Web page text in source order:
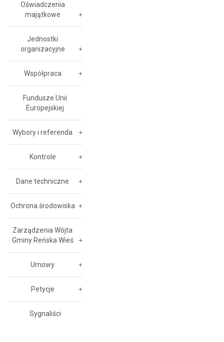
Oświadczenia
majątkowe
Jednostki
organizacyjne
Współpraca
Fundusze Unii
Europejskiej
Wybory i referenda
Kontrole
Dane techniczne
Ochrona środowiska
Zarządzenia Wójta
Gminy Reńska Wieś
Umowy
Petycje
Sygnaliści